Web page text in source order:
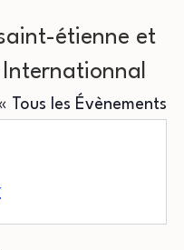
étienne et
Internationnal
Tous les Évènements